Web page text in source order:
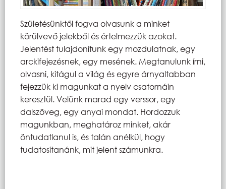
Születésünktől fogva olvasunk a minket
körülvevő jelekből és értelmezzük azokat.
Jelentést tulajdonítunk egy mozdulatnak, egy
arckifejezésnek, egy mesének. Megtanulunk írni,
olvasni, kitágul a világ és egyre árnyaltabban
fejezzük ki magunkat a nyelv csatornáin
keresztül. Velünk marad egy verssor, egy
dalszöveg, egy anyai mondat. Hordozzuk
magunkban, meghatároz minket, akár
öntudatlanul is, és talán anélkül, hogy
tudatosítanánk, mit jelent számunkra.